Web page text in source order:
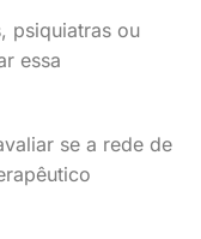
psiquiatras ou
essa
se a rede de